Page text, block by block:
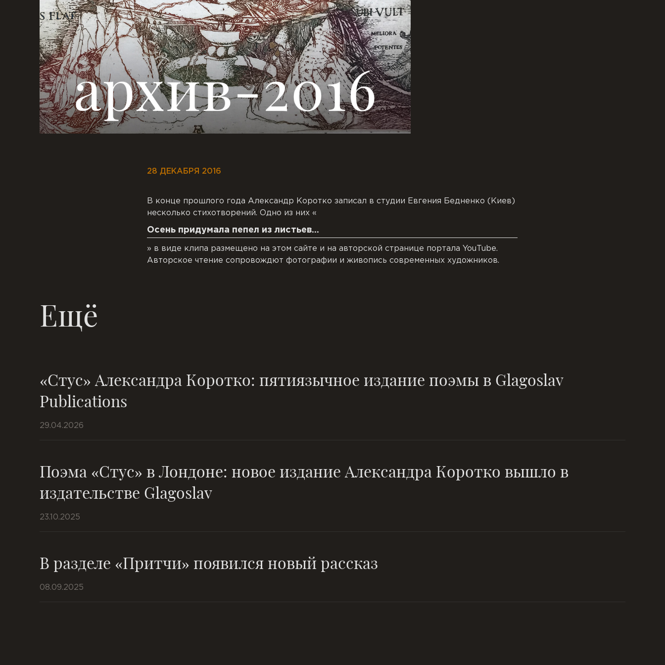
28 ДЕКАБРЯ 2016
В конце прошлого года Александр Коротко записал в студии Евгения Бедненко (Киев)
несколько стихотворений. Одно из них «
Осень придумала пепел из листьев…
» в виде клипа размещено на этом сайте и на авторской странице портала YouTube.
Авторское чтение сопровождют фотографии и живопись современных художников.
Ещё
«Стус» Александра Коротко: пятиязычное издание поэмы в Glagoslav
Publications
29.04.2026
Поэма «Стус» в Лондоне: новое издание Александра Коротко вышло в
издательстве Glagoslav
23.10.2025
В разделе «Притчи» появился новый рассказ
08.09.2025